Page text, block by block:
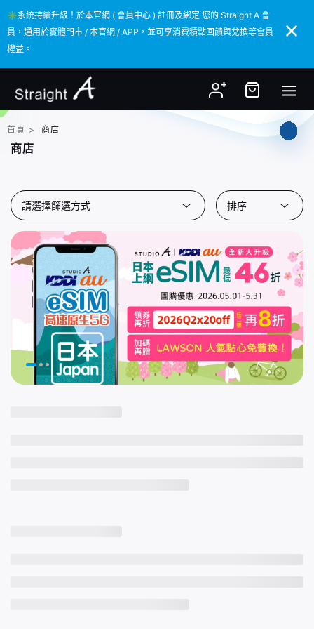
✳️系統持續升級！於本官網 ( 會員中心 ) 註冊及綁定 您的 Straight A 會
員，通用於實體門市 / 本官網 / APP，並可享消費積點回饋與兌換等會員
權益。
✳️系統持續升級！於本官網 ( 會員中心 ) 註冊及綁定 您的 Straight A 會
員，通用於實體門市 / 本官網 / APP，並可享消費積點回饋與兌換等會員
權益。
首頁 > 商店
商店
請選擇篩選方式 排序